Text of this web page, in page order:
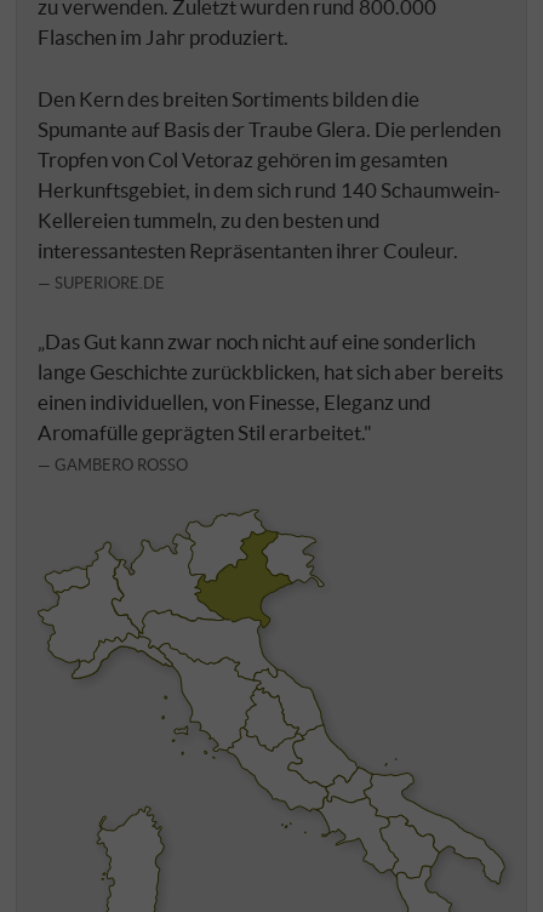
zu verwenden. Zuletzt wurden rund 800.000
Flaschen im Jahr produziert.
Den Kern des breiten Sortiments bilden die
Spumante auf Basis der Traube Glera. Die perlenden
Tropfen von Col Vetoraz gehören im gesamten
Herkunftsgebiet, in dem sich rund 140 Schaumwein-
Kellereien tummeln, zu den besten und
interessantesten Repräsentanten ihrer Couleur.
SUPERIORE.DE
„Das Gut kann zwar noch nicht auf eine sonderlich
lange Geschichte zurückblicken, hat sich aber bereits
einen individuellen, von Finesse, Eleganz und
Aromafülle geprägten Stil erarbeitet."
GAMBERO ROSSO